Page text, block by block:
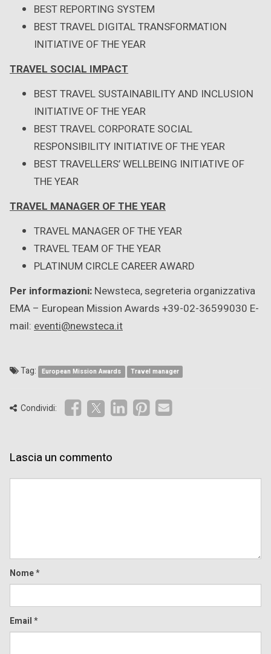
BEST REPORTING SYSTEM
BEST TRAVEL DIGITAL TRANSFORMATION
INITIATIVE OF THE YEAR
TRAVEL SOCIAL IMPACT
BEST TRAVEL SUSTAINABILITY AND INCLUSION
INITIATIVE OF THE YEAR
BEST TRAVEL CORPORATE SOCIAL
RESPONSIBILITY INITIATIVE OF THE YEAR
BEST TRAVELLERS’ WELLBEING INITIATIVE OF
THE YEAR
TRAVEL MANAGER OF THE YEAR
TRAVEL MANAGER OF THE YEAR
TRAVEL TEAM OF THE YEAR
PLATINUM CIRCLE CAREER AWARD
Per informazioni: Newsteca, segreteria organizzativa
EMA – European Mission Awards +39-02-36599030 E-
mail: eventi@newsteca.it
Tag: European Mission Awards Travel manager
Condividi:
Lascia un commento
Nome*
Email*